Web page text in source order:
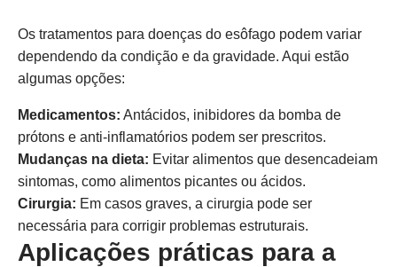
Os tratamentos para doenças do esôfago podem variar
dependendo da condição e da gravidade. Aqui estão
algumas opções:
Medicamentos: Antácidos, inibidores da bomba de
prótons e anti-inflamatórios podem ser prescritos.
Mudanças na dieta: Evitar alimentos que desencadeiam
sintomas, como alimentos picantes ou ácidos.
Cirurgia: Em casos graves, a cirurgia pode ser
necessária para corrigir problemas estruturais.
Aplicações práticas para a